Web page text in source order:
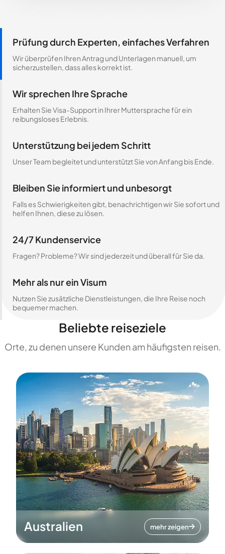
Prüfung durch Experten, einfaches Verfahren
Wir überprüfen Ihren Antrag und Unterlagen manuell, um
sicherzustellen, dass alles korrekt ist.
Wir sprechen Ihre Sprache
Erhalten Sie Visa-Support in Ihrer Muttersprache für ein
reibungsloses Erlebnis.
Unterstützung bei jedem Schritt
Unser Team begleitet und unterstützt Sie von Anfang bis Ende.
Bleiben Sie informiert und unbesorgt
Falls es Schwierigkeiten gibt, benachrichtigen wir Sie sofort und
helfen Ihnen, diese zu lösen.
24/7 Kundenservice
Fragen? Probleme? Wir sind jederzeit und überall für Sie da.
Mehr als nur ein Visum
Nutzen Sie zusätzliche Dienstleistungen, die Ihre Reise noch
bequemer machen.
Beliebte reiseziele
Orte, zu denen unsere Kunden am häufigsten reisen.
Australien mehr zeigen